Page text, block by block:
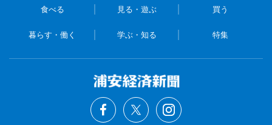
食べる 見る・遊ぶ 買う
暮らす・働く 学ぶ・知る 特集